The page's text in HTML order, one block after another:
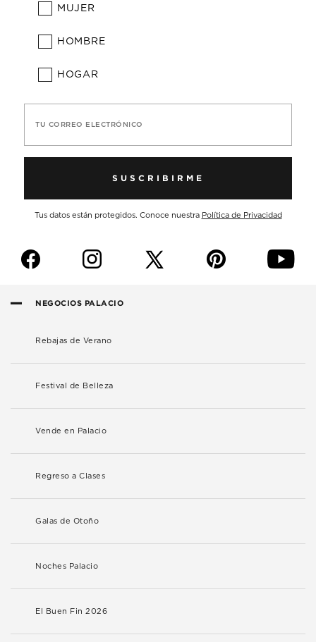
MUJER
HOMBRE
HOGAR
TU CORREO ELECTRÓNICO
SUSCRIBIRME
Tus datos están protegidos. Conoce nuestra Política de Privacidad
f i p y
NEGOCIOS PALACIO
Rebajas de Verano
Festival de Belleza
Vende en Palacio
Regreso a Clases
Galas de Otoño
Noches Palacio
El Buen Fin 2026